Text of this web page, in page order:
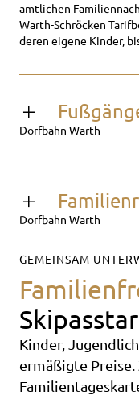
amtlichen
Warth-Schröcken
deren eigene Kinder,
Dorfbahn Warth
Dorfbahn Warth
GEMEINSAM
Kinder,
ermäßigte